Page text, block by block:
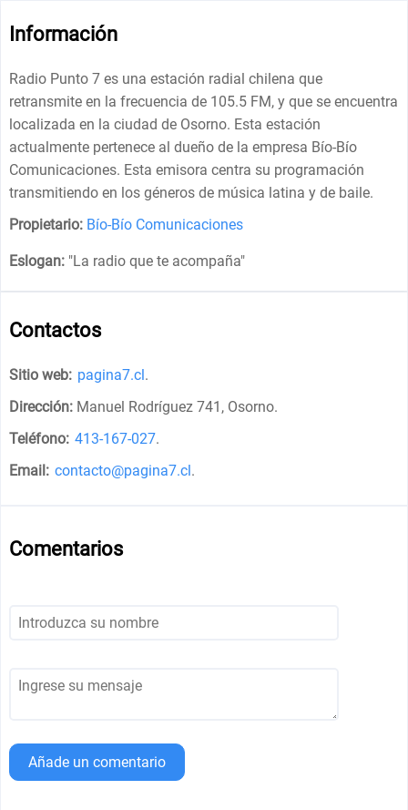
Información
Radio Punto 7 es una estación radial chilena que
retransmite en la frecuencia de 105.5 FM, y que se encuentra
localizada en la ciudad de Osorno. Esta estación
actualmente pertenece al dueño de la empresa Bío-Bío
Comunicaciones. Esta emisora centra su programación
transmitiendo en los géneros de música latina y de baile.
Propietario: Bío-Bío Comunicaciones
Eslogan: "La radio que te acompaña"
Contactos
Sitio web: pagina7.cl.
Dirección: Manuel Rodríguez 741, Osorno.
Teléfono: 413-167-027.
Email: contacto@pagina7.cl.
Comentarios
Añade un comentario